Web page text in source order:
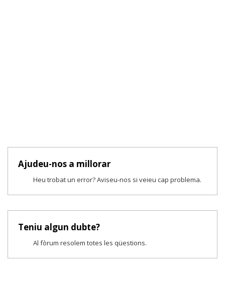
Ajudeu-nos a millorar
Heu trobat un error? Aviseu-nos si veieu cap problema.
Teniu algun dubte?
Al fòrum resolem totes les qüestions.